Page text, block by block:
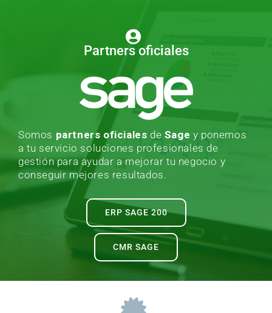
Partners oficiales
Somos partners oficiales de Sage y ponemos
a tu servicio soluciones profesionales de
gestión para ayudar a mejorar tu negocio y
conseguir mejores resultados.
ERP SAGE 200
CMR SAGE